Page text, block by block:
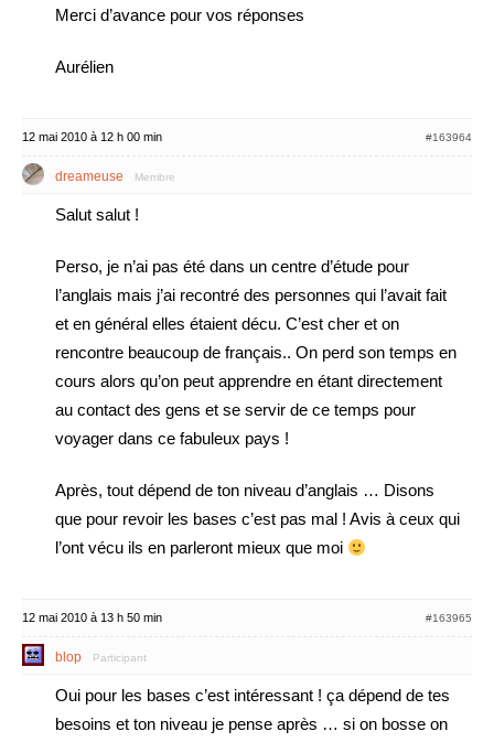
Merci d’avance pour vos réponses
Aurélien
12 mai 2010 à 12 h 00 min #163964
dreameuse Membre
Salut salut !
Perso, je n’ai pas été dans un centre d’étude pour
l’anglais mais j’ai recontré des personnes qui l’avait fait
et en général elles étaient décu. C’est cher et on
rencontre beaucoup de français.. On perd son temps en
cours alors qu’on peut apprendre en étant directement
au contact des gens et se servir de ce temps pour
voyager dans ce fabuleux pays !
Après, tout dépend de ton niveau d’anglais … Disons
que pour revoir les bases c’est pas mal ! Avis à ceux qui
l’ont vécu ils en parleront mieux que moi
12 mai 2010 à 13 h 50 min #163965
blop Participant
Oui pour les bases c’est intéressant ! ça dépend de tes
besoins et ton niveau je pense après … si on bosse on